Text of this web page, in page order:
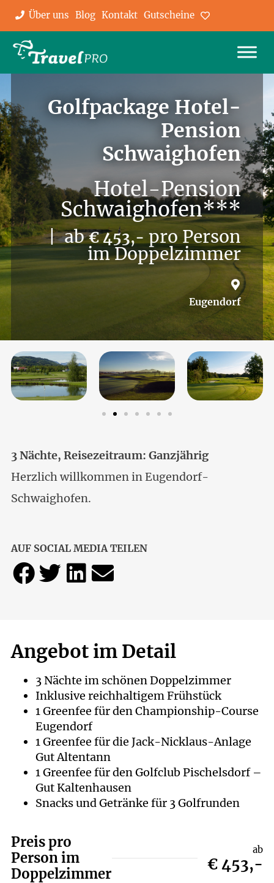
Über uns Blog Kontakt Gutscheine Favoriten
Golfpackage Hotel-
Pension
Schwaighofen
Hotel-Pension
Schwaighofen***
| ab€ 453,- pro Person
im Doppelzimmer
Eugendorf
3 Nächte, Reisezeitraum: Ganzjährig
Herzlich willkommen in Eugendorf-
Schwaighofen.
AUF SOCIAL MEDIA TEILEN
Angebot im Detail
3 Nächte im schönen Doppelzimmer
Inklusive reichhaltigem Frühstück
1 Greenfee für den Championship-Course
Eugendorf
1 Greenfee für die Jack-Nicklaus-Anlage
Gut Altentann
1 Greenfee für den Golfclub Pischelsdorf –
Gut Kaltenhausen
Snacks und Getränke für 3 Golfrunden
Preis pro
Person im
Doppelzimmer
ab
€ 453,-